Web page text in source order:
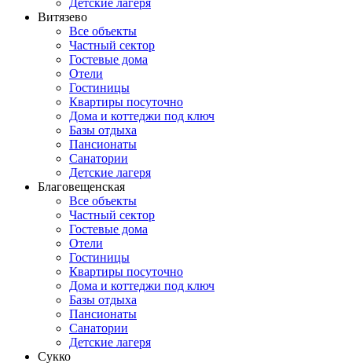
Детские лагеря
Витязево
Все объекты
Частный сектор
Гостевые дома
Отели
Гостиницы
Квартиры посуточно
Дома и коттеджи под ключ
Базы отдыха
Пансионаты
Санатории
Детские лагеря
Благовещенская
Все объекты
Частный сектор
Гостевые дома
Отели
Гостиницы
Квартиры посуточно
Дома и коттеджи под ключ
Базы отдыха
Пансионаты
Санатории
Детские лагеря
Сукко